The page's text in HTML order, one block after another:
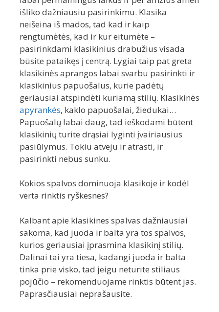
išliko dažniausiu pasirinkimu. Klasika
neišeina iš mados, tad kad ir kaip
rengtumėtės, kad ir kur eitumėte –
pasirinkdami klasikinius drabužius visada
būsite pataikęs į centrą. Lygiai taip pat greta
klasikinės aprangos labai svarbu pasirinkti ir
klasikinius papuošalus, kurie padėtų
geriausiai atspindėti kuriamą stilių. Klasikinės
apyrankės, kaklo papuošalai, žiedukai…
Papuošalų labai daug, tad ieškodami būtent
klasikinių turite drąsiai lyginti įvairiausius
pasiūlymus. Tokiu atveju ir atrasti, ir
pasirinkti nebus sunku.
Kokios spalvos dominuoja klasikoje ir kodėl
verta rinktis ryškesnes?
Kalbant apie klasikines spalvas dažniausiai
sakoma, kad juoda ir balta yra tos spalvos,
kurios geriausiai įprasmina klasikinį stilių.
Dalinai tai yra tiesa, kadangi juoda ir balta
tinka prie visko, tad jeigu neturite stiliaus
pojūčio – rekomenduojame rinktis būtent jas.
Paprasčiausiai neprašausite.